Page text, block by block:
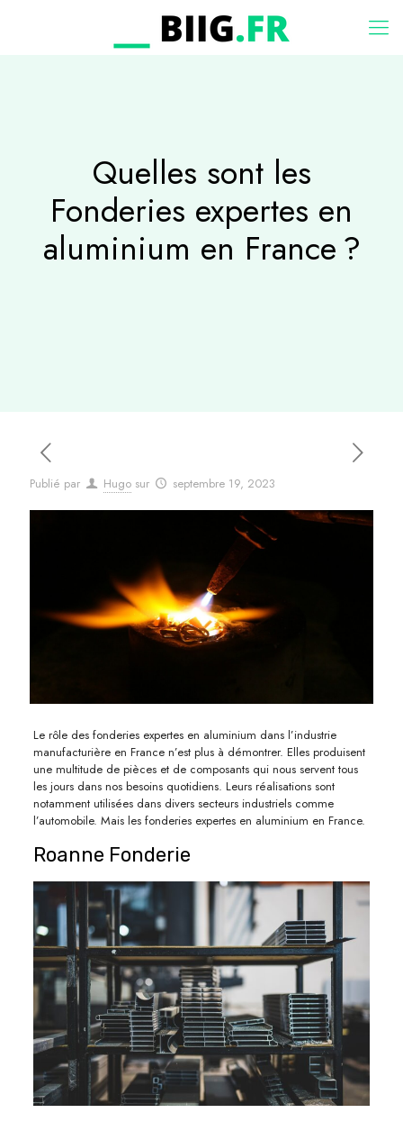
Quelles sont les
Fonderies expertes en
aluminium en France ?
Publié par Hugo sur septembre 19, 2023
Le rôle des fonderies expertes en aluminium dans l’industrie
manufacturière en France n’est plus à démontrer. Elles produisent
une multitude de pièces et de composants qui nous servent tous
les jours dans nos besoins quotidiens. Leurs réalisations sont
notamment utilisées dans divers secteurs industriels comme
l’automobile. Mais les fonderies expertes en aluminium en France.
Roanne Fonderie